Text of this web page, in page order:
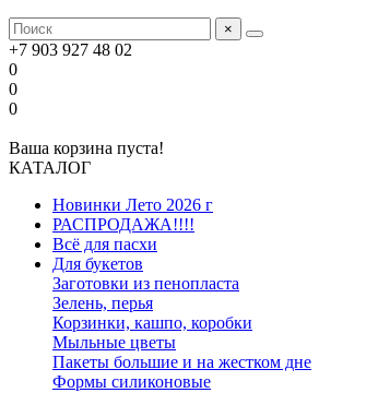
×
+7 903 927 48 02
0
0
0
Ваша корзина пуста!
КАТАЛОГ
Новинки Лето 2026 г
РАСПРОДАЖА!!!!
Всё для пасхи
Для букетов
Заготовки из пенопласта
Зелень, перья
Корзинки, кашпо, коробки
Мыльные цветы
Пакеты большие и на жестком дне
Формы силиконовые